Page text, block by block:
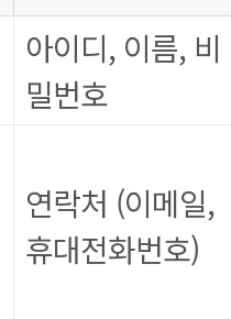
아이디, 이름, 비
밀번호
연락처 (이메일,
휴대전화번호)